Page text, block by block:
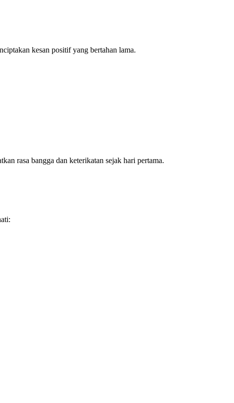
kesan positif yang bertahan lama.
rasa bangga dan keterikatan sejak hari pertama.